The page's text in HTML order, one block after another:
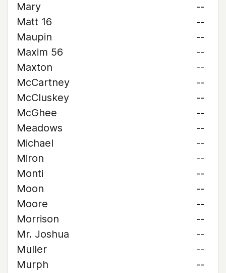
Mary
--
Matt 16
--
Maupin
--
Maxim 56
--
Maxton
--
McCartney
--
McCluskey
--
McGhee
--
Meadows
--
Michael
--
Miron
--
Monti
--
Moon
--
Moore
--
Morrison
--
Mr. Joshua
--
Muller
--
Murph
--